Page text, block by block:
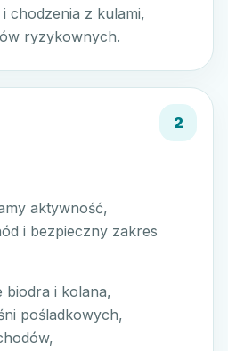
chodzenia z kulami,
ryzykownych.
aktywność,
i bezpieczny zakres
biodra i kolana,
pośladkowych,